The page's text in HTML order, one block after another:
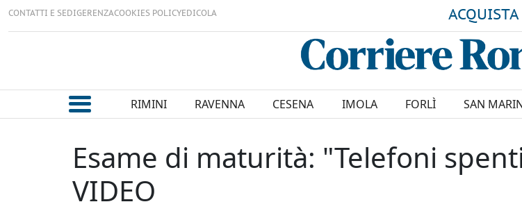
CONTATTI E SEDIGERENZACOOKIES POLICYEDICOLA ACQUISTA
RIMINI RAVENNA CESENA IMOLA FORLÌ SAN
Esame di maturità: "Telefoni
VIDEO